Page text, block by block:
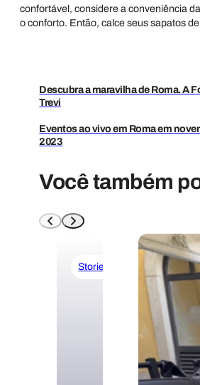
confortável, considere a conveniência
o conforto. Então, calce seus sapatos
Descubra a maravilha de Roma. A
Trevi
Eventos ao vivo em Roma em
2023
Você também
Stories